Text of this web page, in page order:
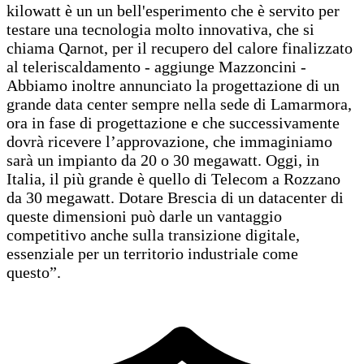
kilowatt è un un bell'esperimento che è servito per
testare una tecnologia molto innovativa, che si
chiama Qarnot, per il recupero del calore finalizzato
al teleriscaldamento - aggiunge Mazzoncini -
Abbiamo inoltre annunciato la progettazione di un
grande data center sempre nella sede di Lamarmora,
ora in fase di progettazione e che successivamente
dovrà ricevere l’approvazione, che immaginiamo
sarà un impianto da 20 o 30 megawatt. Oggi, in
Italia, il più grande è quello di Telecom a Rozzano
da 30 megawatt. Dotare Brescia di un datacenter di
queste dimensioni può darle un vantaggio
competitivo anche sulla transizione digitale,
essenziale per un territorio industriale come
questo”.